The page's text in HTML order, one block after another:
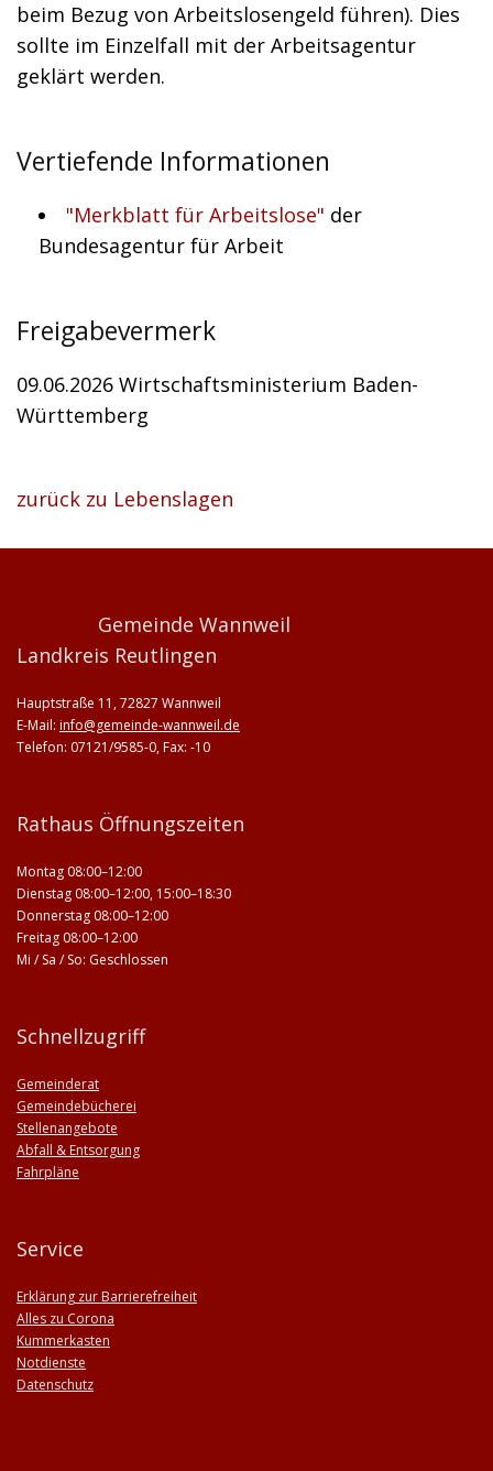
beim Bezug von Arbeitslosengeld führen). Dies
sollte im Einzelfall mit der Arbeitsagentur
geklärt werden.
Vertiefende Informationen
"Merkblatt für Arbeitslose" der
Bundesagentur für Arbeit
Freigabevermerk
09.06.2026 Wirtschaftsministerium Baden-
Württemberg
zurück zu Lebenslagen
Gemeinde Wannweil
Landkreis Reutlingen
Hauptstraße 11, 72827 Wannweil
E-Mail: info@gemeinde-wannweil.de
Telefon: 07121/9585-0, Fax: -10
Rathaus Öffnungszeiten
Montag 08:00–12:00
Dienstag 08:00–12:00, 15:00–18:30
Donnerstag 08:00–12:00
Freitag 08:00–12:00
Mi / Sa / So: Geschlossen
Schnellzugriff
Gemeinderat
Gemeindebücherei
Stellenangebote
Abfall & Entsorgung
Fahrpläne
Service
Erklärung zur Barrierefreiheit
Alles zu Corona
Kummerkasten
Notdienste
Datenschutz